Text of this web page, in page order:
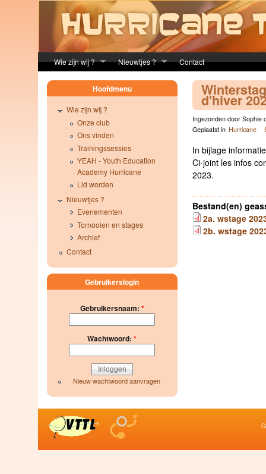
Wie zijn wij ? Nieuwtjes ? Contact
d'hiver
Ingezonden door Sophie
Geplaatst in Hurricane
In bijlage
Ci-joint les infos
2023.
Bestand(en)
2a. wstage
2b. wstage
Hoofdmenu
Wie zijn wij ?
Onze club
Ons vinden
Trainingssessies
YEAH - Youth Education
Academy Hurricane
Lid worden
Nieuwtjes ?
Evenementen
Tornooien en stages
Archief
Contact
Gebruikerslogin
Gebruikersnaam: *
Wachtwoord:*
Nieuw wachtwoord aanvragen